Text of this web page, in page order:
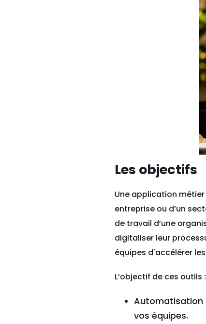
Les objectifs
Une application
entreprise ou d’un
de travail d’une
digitaliser leur
équipes d'accélérer
L’objectif de ces outils :
Automatisation
vos équipes.